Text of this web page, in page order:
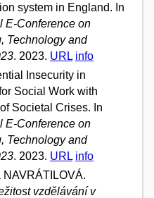
system in England. In
E-Conference on
Technology and
. 2023. URL info
Insecurity in
Social Work with
Societal Crises. In
E-Conference on
Technology and
. 2023. URL info
NAVRÁTILOVÁ.
vzdělávání v